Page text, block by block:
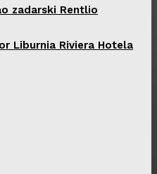
zadarski Rentlio
Liburnia Riviera Hotela